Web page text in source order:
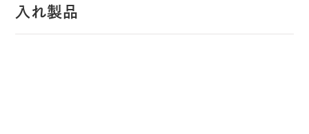
入れ製品